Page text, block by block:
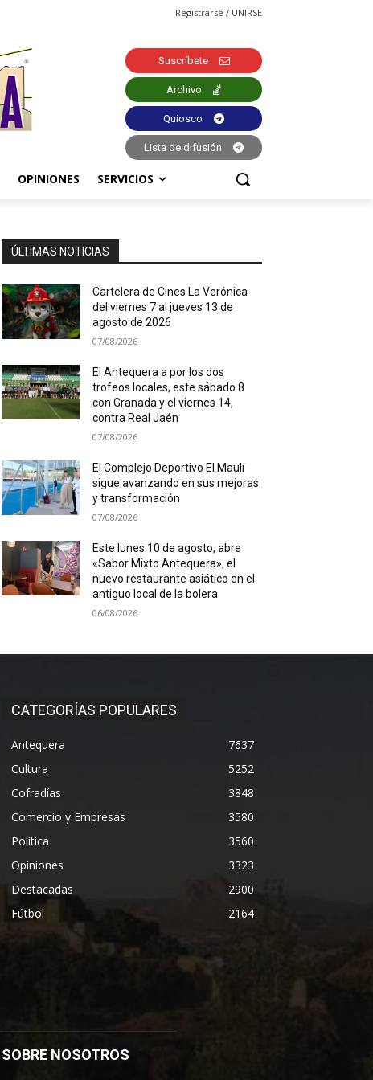
Registrarse / UNIRSE
Suscríbete
Archivo
Quiosco
Lista de difusión
OPINIONES SERVICIOS
ÚLTIMAS NOTICIAS
Cartelera de Cines La Verónica
del viernes 7 al jueves 13 de
agosto de 2026
07/08/2026
El Antequera a por los dos
trofeos locales, este sábado 8
con Granada y el viernes 14,
contra Real Jaén
07/08/2026
El Complejo Deportivo El Maulí
sigue avanzando en sus mejoras
y transformación
07/08/2026
Este lunes 10 de agosto, abre
«Sabor Mixto Antequera», el
nuevo restaurante asiático en el
antiguo local de la bolera
06/08/2026
CATEGORÍAS POPULARES
Antequera
7637
Cultura
5252
Cofradías
3848
Comercio y Empresas
3580
Política
3560
Opiniones
3323
Destacadas
2900
Fútbol
2164
SOBRE NOSOTROS